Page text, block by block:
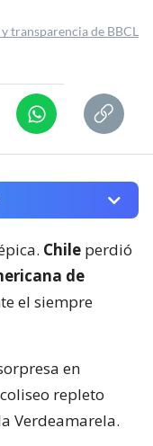
transparencia de BBCL
Chile perdió
de
el siempre
en
repleto
Verdeamarela.